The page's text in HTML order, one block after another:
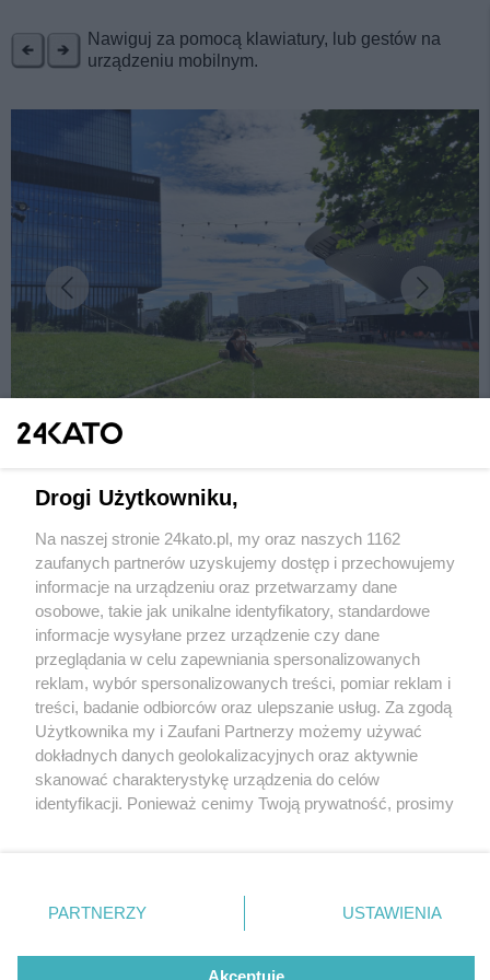
Nawiguj za pomocą klawiatury, lub gestów na
urządzeniu mobilnym.
5. urodziny Centrum Kato na tarasach Spodka i
1 / 6
Centrum Kato 4
Centrum Kato świętuje 5. urodziny od 13 do 17 lipca
2022.
Wydawca mediów lokalnych
Nie zapomnij
zapoznać się z:
polityką prywatności regulamin korzystania z portali
Twojemiasto
Piekary Śląskie
Chorzów
Tarnowskie Góry
Gliwice
Skontakuj sięz nami
Kontakt
Wydawca
Redakcja
Drogi Użytkowniku,
Na naszej stronie 24kato.pl, my oraz naszych 1162
zaufanych partnerów uzyskujemy dostęp i przechowujemy
informacje na urządzeniu oraz przetwarzamy dane
osobowe, takie jak unikalne identyfikatory, standardowe
informacje wysyłane przez urządzenie czy dane
przeglądania w celu zapewniania spersonalizowanych
reklam, wybór spersonalizowanych treści, pomiar reklam i
treści, badanie odbiorców oraz ulepszanie usług. Za zgodą
Użytkownika my i Zaufani Partnerzy możemy używać
dokładnych danych geolokalizacyjnych oraz aktywnie
skanować charakterystykę urządzenia do celów
identyfikacji. Ponieważ cenimy Twoją prywatność, prosimy
prywatności znajdujący się w lewym dolnym rogu strony
. Niektóre rodzaje przetwarzania danych nie wymagają
zgody użytkownika, ale masz prawo sprzeciwić się
takiemu przetwarzaniu. Preferencje będą miały
PARTNERZY USTAWIENIA
Akceptuję